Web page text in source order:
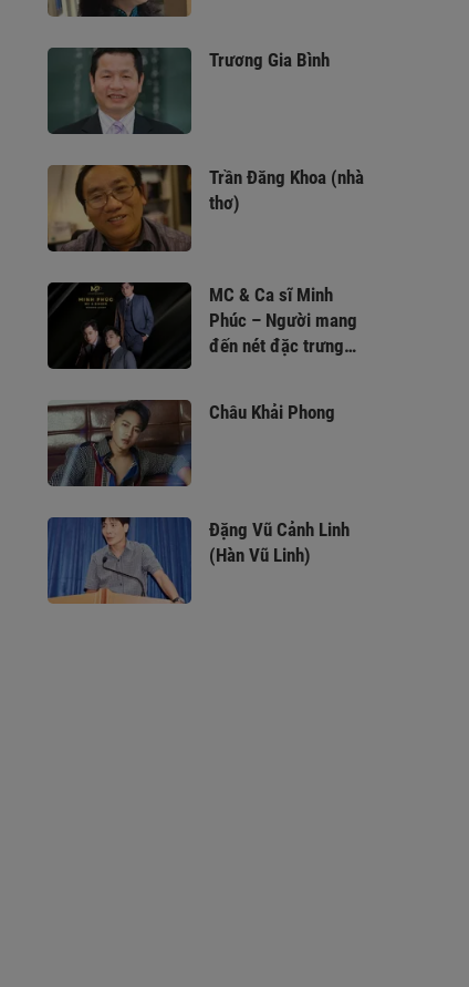
Trương Gia Bình
Trần Đăng Khoa (nhà
thơ)
MC & Ca sĩ Minh
Phúc – Người mang
đến nét đặc trưng
Wedding)
Châu Khải Phong
Đặng Vũ Cảnh Linh
(Hàn Vũ Linh)